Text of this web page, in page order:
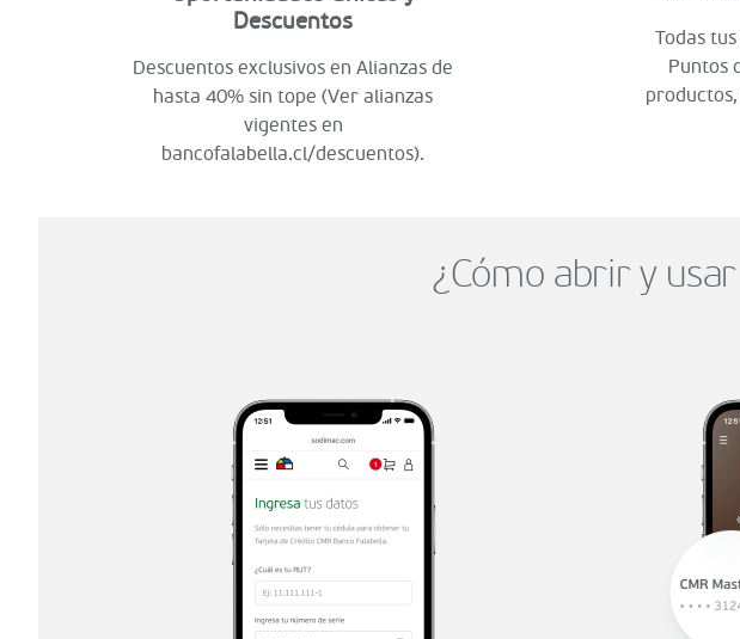
Descuentos
Descuentos exclusivos en Alianzas de
hasta 40% sin tope (Ver alianzas
vigentes en
bancofalabella.cl/descuentos).
Todas
Puntos
¿Cómo abrir y